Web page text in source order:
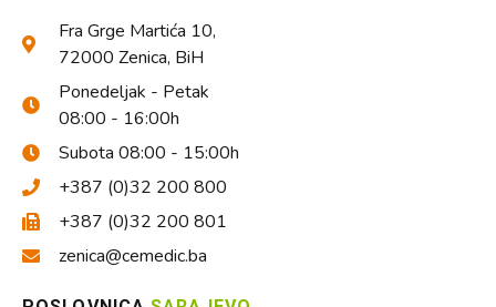
Fra Grge Martića 10,
72000 Zenica, BiH
Ponedeljak - Petak
08:00 - 16:00h
Subota 08:00 - 15:00h
+387 (0)32 200 800
+387 (0)32 200 801
zenica@cemedic.ba